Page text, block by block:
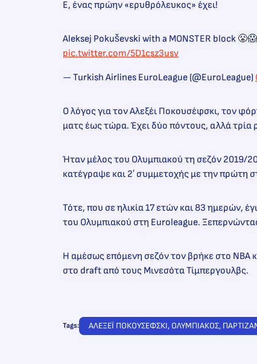
Ε, ένας πρώην «ερυθρόλευκος» έχει!
Aleksej Pokuševski with a MONSTER block 😤😱
pic.twitter.com/5D1csz3usv
— Turkish Airlines EuroLeague (@EuroLeague)
Ο λόγος για τον Αλεξέι Ποκουσέφσκι, τον
ματς έως τώρα. Έχει δύο πόντους, αλλά τρία
Ήταν μέλος του Ολυμπιακού τη σεζόν 2019/
κατέγραψε και 2′ συμμετοχής με την πρώτη
Τότε, που σε ηλικία 17 ετών και 83 ημερών,
του Ολυμπιακού στη Euroleague.
Η αμέσως επόμενη σεζόν τον βρήκε στο NBA
στο draft από τους Μινεσότα Τίμπεργουλβς.
Tags: ΑΛΕΞΕΪ ΠΟΚΟΥΣΕΦΣΚΙ, ΟΛΥΜΠΙΑΚΟΣ,